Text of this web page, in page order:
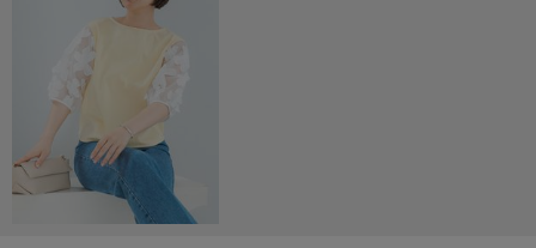
THE NORTH FACE
ザ・ノース・フェイス
TODAYFUL
トゥデイフル
TSURU by Mariko Oikawa